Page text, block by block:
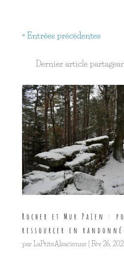
« Entrées précédentes
Dernier article
Rocher et Mur Païen :
ressourcer en
parLaPtiteAlsacienne Fév 26,